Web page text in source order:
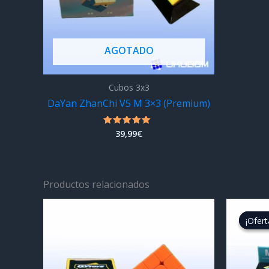
AGOTADO
Cubos 3x3
DaYan ZhanChi V5 M 3×3 (Premium)
Valorado
con
39,99€
Productos relacionados